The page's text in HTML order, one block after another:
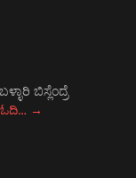
ಬಿಸ್ಲೆಂದ್ರೆ
→